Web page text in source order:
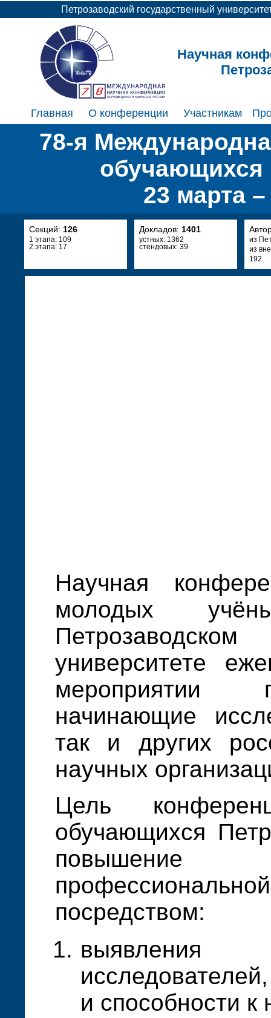
Петрозаводский государственный
Научная
Главная О конференции Участникам
78-я
23 марта
Секций: 126
1 этапа: 109
2 этапа: 17
Докладов: 1401
устных: 1362
стендовых: 39
из
из
192
Научная
молодых
университете
мероприятии
начинающие
так и других
научных
Цель
обучающихся
посредством:
и способности к